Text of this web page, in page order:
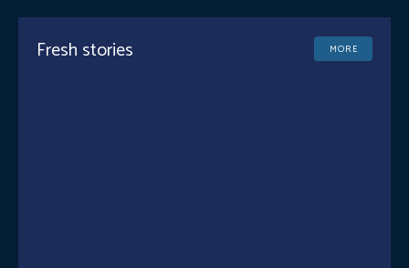
Fresh stories MORE